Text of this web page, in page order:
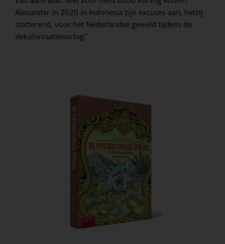
Alexander in 2020 in Indonesia zijn excuses aan, hetzij
stotterend, voor het Nederlandse geweld tijdens de
dekolonisatieoorlog.’